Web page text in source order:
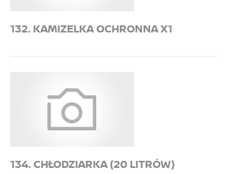
132. KAMIZELKA OCHRONNA X1
134. CHŁODZIARKA (20 LITRÓW)